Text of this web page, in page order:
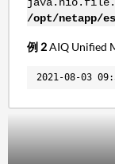
/opt/netapp/
例 2AIQ Unified
2021-08-03